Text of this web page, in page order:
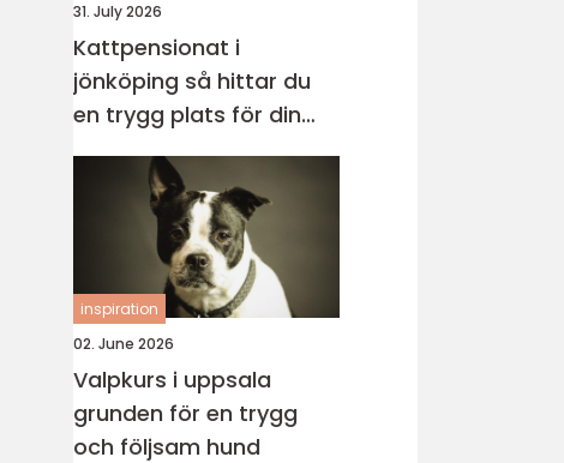
31. July 2026
Kattpensionat i
jönköping så hittar du
en trygg plats för din
katt
inspiration
02. June 2026
Valpkurs i uppsala
grunden för en trygg
och följsam hund